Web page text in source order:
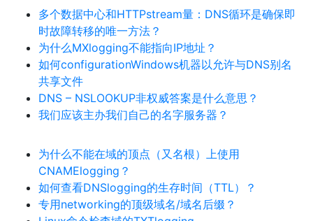
多个数据中心和HTTPstream量：DNS循环是确保即
时故障转移的唯一方法？
为什么MXlogging不能指向IP地址？
如何configurationWindows机器以允许与DNS别名
共享文件
DNS – NSLOOKUP非权威答案是什么意思？
我们应该主办我们自己的名字服务器？
为什么不能在域的顶点（又名根）上使用
CNAMElogging？
如何查看DNSlogging的生存时间（TTL）？
专用networking的顶级域名/域名后缀？